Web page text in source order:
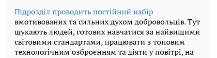
Підрозділ проводить постійний набір
вмотивованих та сильних духом добровольців. Тут
шукають людей, готових навчатися за найвищими
світовими стандартами, працювати з топовим
технологічним озброєнням та діяти у повітрі, на